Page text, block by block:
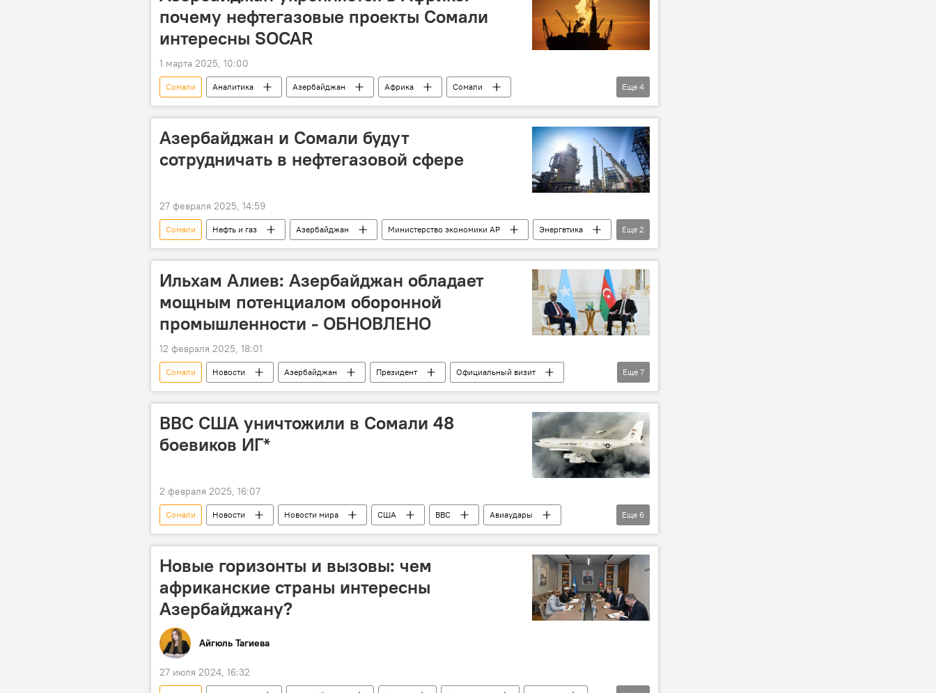
поздравительное послание
почему нефтегазовые проекты Сомали
интересны SOCAR
1 марта 2025, 10:00
Сомали Аналитика Азербайджан Африка
Сомали
нефтегазовая отрасль
Нефтегазовая сфера Экономика энергетика
Еще 4
Азербайджан и Сомали будут
сотрудничать в нефтегазовой сфере
27 февраля 2025, 14:59
Сомали Нефть и газ Азербайджан Министерство экономики АР
Энергетика
Африка
Нефть
Еще 2
Ильхам Алиев: Азербайджан обладает
мощным потенциалом оборонной
промышленности - ОБНОВЛЕНО
12 февраля 2025, 18:01
Сомали Новости Азербайджан Президент
Официальный визит
Ильхам Алиев
Церемония Подписание меморандума
Закир Гасанов
Еще 7
ВВС США уничтожили в Сомали 48
боевиков ИГ*
2 февраля 2025, 16:07
Сомали Новости Новости мира США ВВС
Авиаудары
Террористы
ИГИЛ Уничтожение Дональд Трамп
полевые командиры
Еще 6
Новые горизонты и вызовы: чем
африканские страны интересны
Азербайджану?
Айгюль Тагиева
27 июля 2024, 16:32